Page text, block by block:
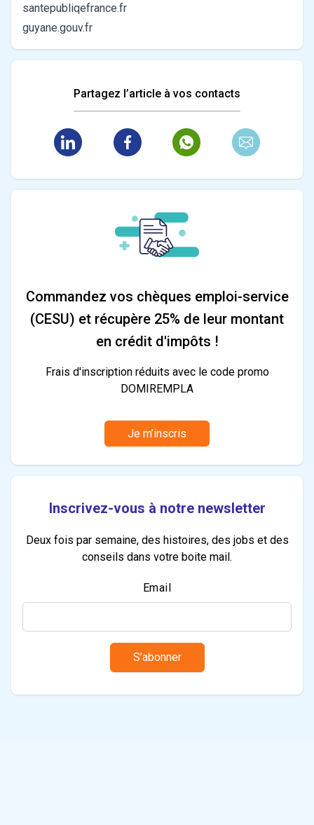
santepubliqefrance.fr
guyane.gouv.fr
Partagez l’article à vos contacts
Commandez vos chèques emploi-service
(CESU) et récupère 25% de leur montant
en crédit d'impôts !
Frais d'inscription réduits avec le code promo
DOMIREMPLA
Je m’inscris
Inscrivez-vous à notre newsletter
Deux fois par semaine, des histoires, des jobs et des
conseils dans votre boite mail.
Email
S’abonner